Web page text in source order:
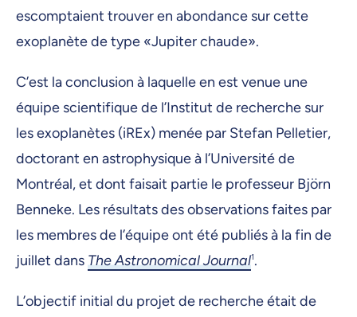
escomptaient trouver en abondance sur cette
exoplanète de type «Jupiter chaude».
C’est la conclusion à laquelle en est venue une
équipe scientifique de l’Institut de recherche sur
les exoplanètes (iREx) menée par Stefan Pelletier,
doctorant en astrophysique à l’Université de
Montréal, et dont faisait partie le professeur Björn
Benneke. Les résultats des observations faites par
les membres de l’équipe ont été publiés à la fin de
juillet dans The Astronomical Journal1.
L’objectif initial du projet de recherche était de